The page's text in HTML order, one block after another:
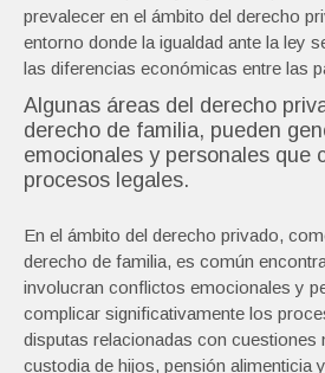
prevalecer en el ámbito del derecho
entorno donde la igualdad ante la ley
las diferencias económicas entre las
Algunas áreas del derecho
derecho de familia, pueden
emocionales y personales que
procesos legales.
En el ámbito del derecho privado,
derecho de familia, es común
involucran conflictos emocionales y
complicar significativamente los
disputas relacionadas con cuestiones
custodia de hijos, pensión alimenticia